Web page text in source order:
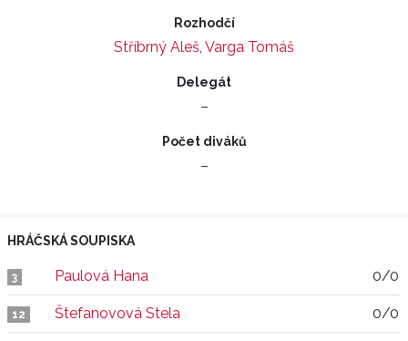
Rozhodčí
Stříbrný Aleš, Varga Tomáš
Delegát
–
Počet diváků
–
HRÁČSKÁ SOUPISKA
3 Paulová Hana 0/0
12 Štefanovová Stela 0/0